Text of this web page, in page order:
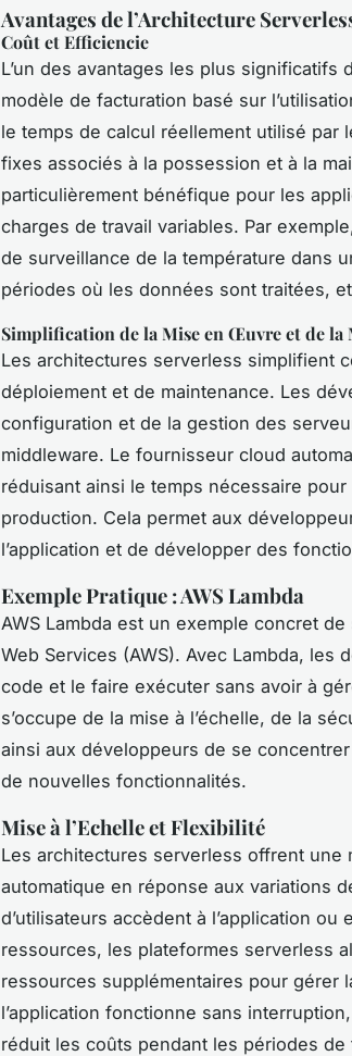
Avantages de l’Architecture
Coût et Efficiencie
L’un des avantages les plus
modèle de facturation basé sur
le temps de calcul réellement utilisé
fixes associés à la possession et à la
particulièrement bénéfique pour les
charges de travail variables. Par
de surveillance de la température dans
périodes où les données sont traitées,
Simplification de la Mise en Œuvre et de la
Les architectures serverless simplifient
déploiement et de maintenance. Les
configuration et de la gestion des
middleware. Le fournisseur cloud
réduisant ainsi le temps nécessaire
production. Cela permet aux
l’application et de développer des
Exemple Pratique : AWS Lambda
AWS Lambda est un exemple concret
Web Services (AWS). Avec Lambda,
code et le faire exécuter sans avoir à
s’occupe de la mise à l’échelle, de la
ainsi aux développeurs de se
de nouvelles fonctionnalités.
Mise à l’Echelle et Flexibilité
Les architectures serverless offrent une
automatique en réponse aux variations
d’utilisateurs accèdent à l’application
ressources, les plateformes serverless
ressources supplémentaires pour gérer
l’application fonctionne sans
réduit les coûts pendant les périodes de